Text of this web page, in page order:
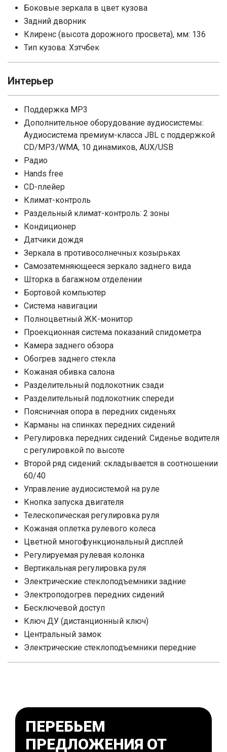
Боковые зеркала в цвет кузова
Задний дворник
Клиренс (высота дорожного просвета), мм: 136
Тип кузова: Хэтчбек
Интерьер
Поддержка MP3
Дополнительное оборудование аудиосистемы:
Аудиосистема премиум-класса JBL с поддержкой
CD/MP3/WMA, 10 динамиков, AUX/USB
Радио
Hands free
CD-плейер
Климат-контроль
Раздельный климат-контроль: 2 зоны
Кондиционер
Датчики дождя
Зеркала в противосолнечных козырьках
Самозатемняющееся зеркало заднего вида
Шторка в багажном отделении
Бортовой компьютер
Система навигации
Полноцветный ЖК-монитор
Проекционная система показаний спидометра
Камера заднего обзора
Обогрев заднего стекла
Кожаная обивка салона
Разделительный подлокотник сзади
Разделительный подлокотник спереди
Поясничная опора в передних сиденьях
Карманы на спинках передних сидений
Регулировка передних сидений: Сиденье водителя
с регулировкой по высоте
Второй ряд сидений: складывается в соотношении
60/40
Управление аудиосистемой на руле
Кнопка запуска двигателя
Телескопическая регулировка руля
Кожаная оплетка рулевого колеса
Цветной многофункциональный дисплей
Регулируемая рулевая колонка
Вертикальная регулировка руля
Электрические стеклоподъемники задние
Электроподогрев передних сидений
Бесключевой доступ
Ключ ДУ (дистанционный ключ)
Центральный замок
Электрические стеклоподъемники передние
ПЕРЕБЬЕМ
ПРЕДЛОЖЕНИЯ ОТ